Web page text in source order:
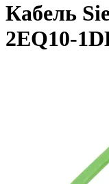
Кабель
2EQ10-